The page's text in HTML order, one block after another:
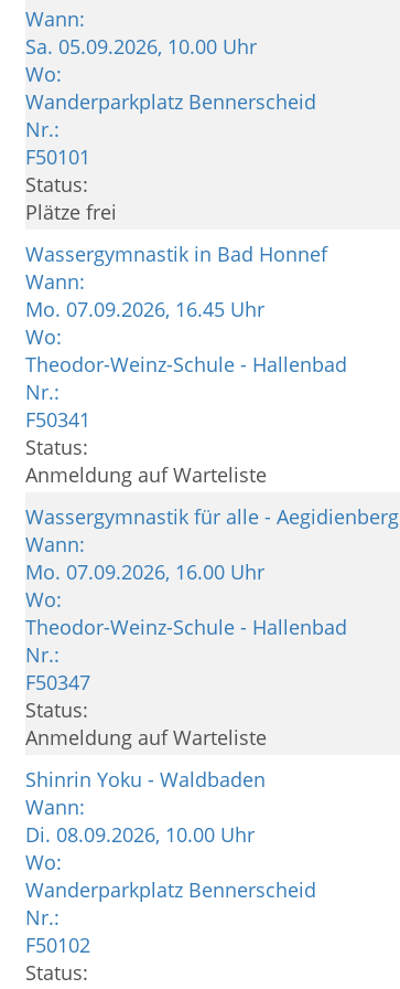
Wann:
Sa. 05.09.2026, 10.00 Uhr
Wo:
Wanderparkplatz Bennerscheid
Nr.:
F50101
Status:
Plätze frei
Wassergymnastik in Bad Honnef
Wann:
Mo. 07.09.2026, 16.45 Uhr
Wo:
Theodor-Weinz-Schule - Hallenbad
Nr.:
F50341
Status:
Anmeldung auf Warteliste
Wassergymnastik für alle - Aegidienberg
Wann:
Mo. 07.09.2026, 16.00 Uhr
Wo:
Theodor-Weinz-Schule - Hallenbad
Nr.:
F50347
Status:
Anmeldung auf Warteliste
Shinrin Yoku - Waldbaden
Wann:
Di. 08.09.2026, 10.00 Uhr
Wo:
Wanderparkplatz Bennerscheid
Nr.:
F50102
Status: